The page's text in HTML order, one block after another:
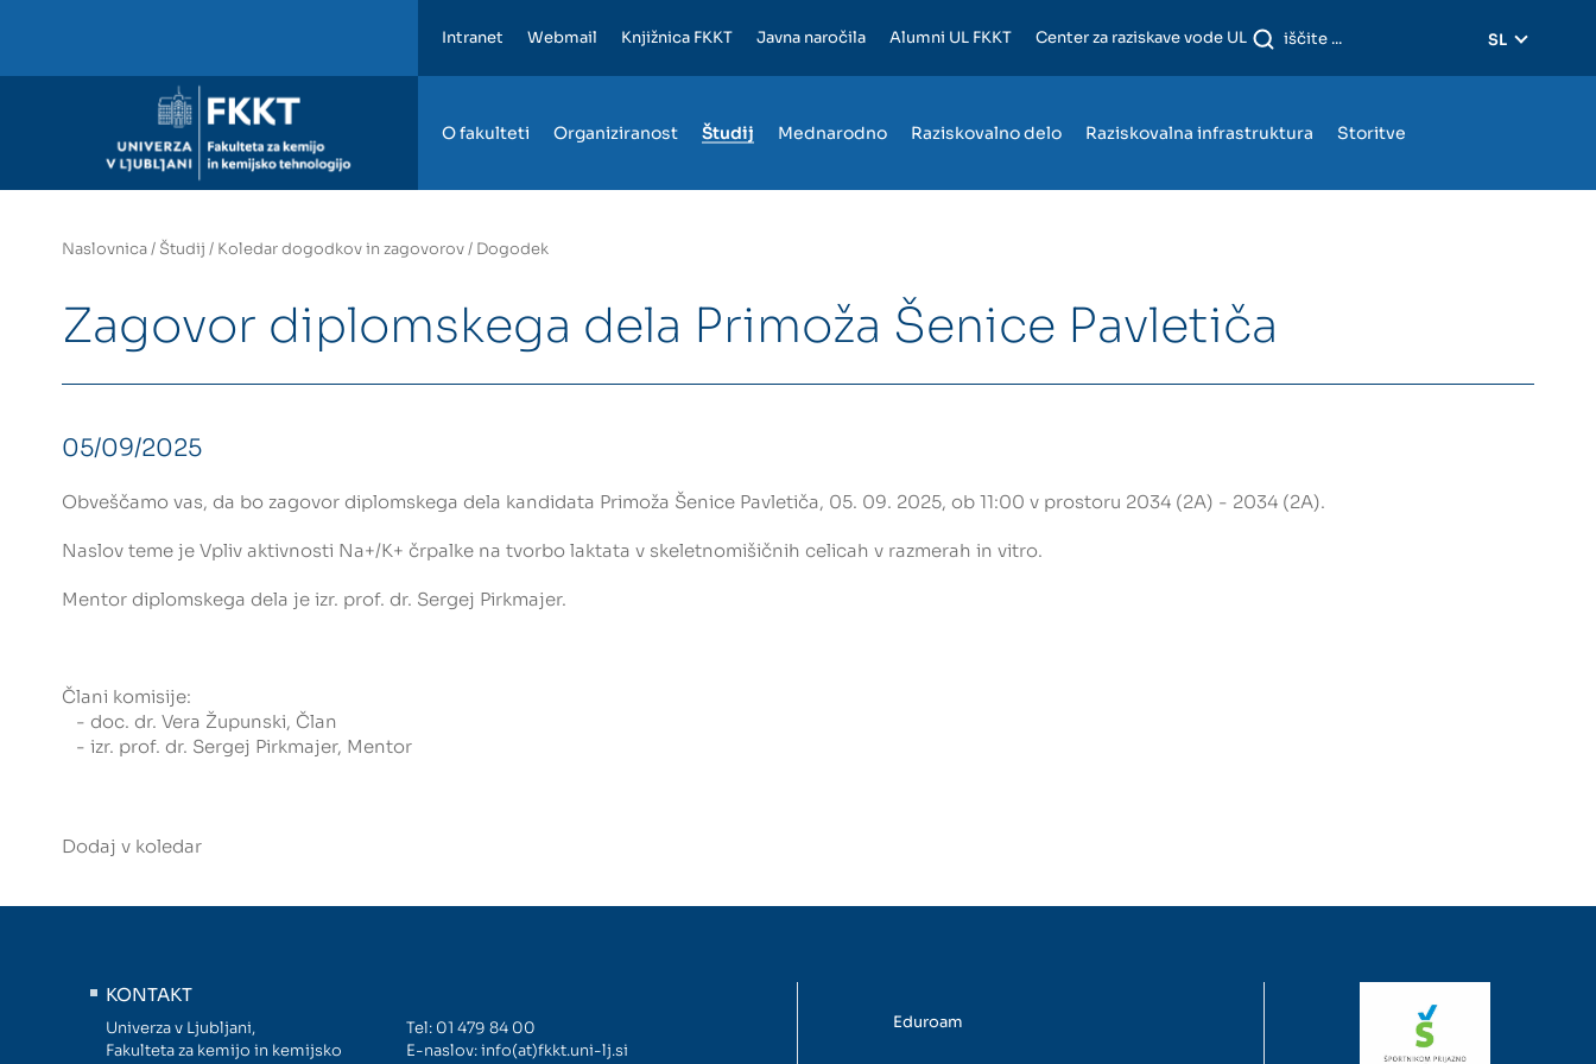
Intranet Webmail Knjižnica FKKT Javna naročila Alumni UL FKKT Center za raziskave vode UL SL
O fakulteti Organiziranost Študij Mednarodno Raziskovalno delo Raziskovalna infrastruktura Storitve
Naslovnica/ Študij / Koledar dogodkov in zagovorov/ Dogodek
Zagovor diplomskega dela Primoža Šenice Pavletiča
05/09/2025
Obveščamo vas, da bo zagovor diplomskega dela kandidata Primoža Šenice Pavletiča, 05. 09. 2025, ob 11:00 v prostoru 2034 (2A) - 2034 (2A).
Naslov teme je Vpliv aktivnosti Na+/K+ črpalke na tvorbo laktata v skeletnomišičnih celicah v razmerah in vitro.
Mentor diplomskega dela je izr. prof. dr. Sergej Pirkmajer.
Člani komisije:
- doc. dr. Vera Župunski, Član
- izr. prof. dr. Sergej Pirkmajer, Mentor
Dodaj v koledar
KONTAKT
Univerza v Ljubljani,
Fakulteta za kemijo in kemijsko
Tel: 01 479 84 00
E-naslov:info(at)fkkt.uni-lj.si
Eduroam